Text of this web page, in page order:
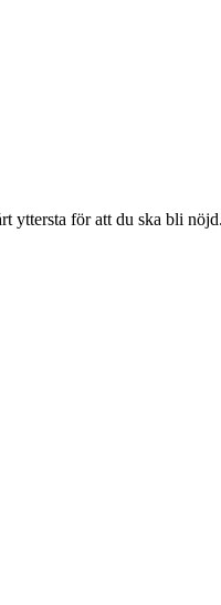
för att du ska bli